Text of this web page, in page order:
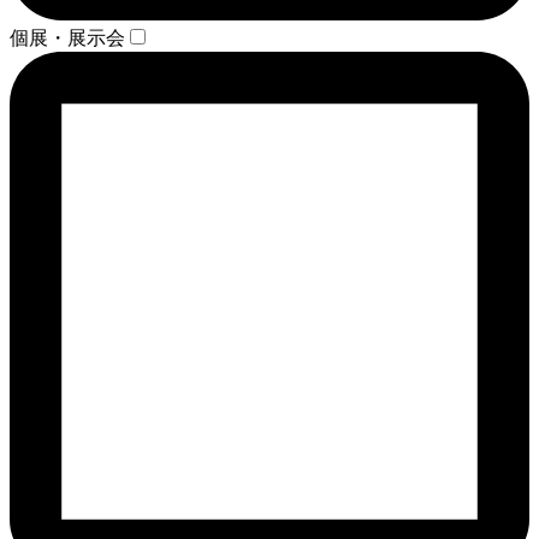
個展・展示会